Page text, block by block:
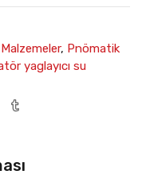
, Pnömatik
yaglayıcı su